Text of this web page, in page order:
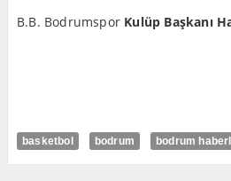
B.B. Bodrumspor Kulüp Başkanı
basketbol bodrum bodrum